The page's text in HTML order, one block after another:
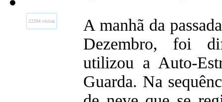
22204 visitas
A manhã da
Dezembro, foi
utilizou a Auto-
Guarda. Na